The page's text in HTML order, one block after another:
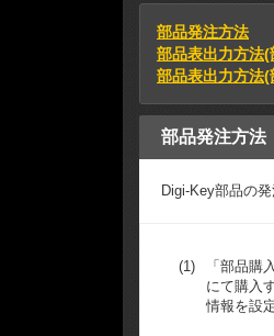
部品発注方法
部品表出力方法
部品表出力方法
部品発注方法
Digi-Key部品の
(1)
「部品購
にて購入
情報を設